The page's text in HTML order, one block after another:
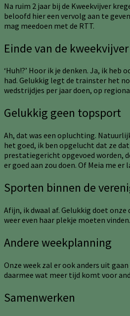
Na ruim 2 jaar bij de Kweekvijver
beloofd hier een vervolg aan te
mag meedoen met de RTT.
Einde van de kweekvijver
‘Huh!?’ Hoor ik je denken. Ja, ik
had. Gelukkig legt de trainster het
wedstrijdjes per jaar doen, op
Gelukkig geen topsport
Ah, dat was een opluchting.
het goed, ik ben opgelucht dat ze
prestatiegericht opgevoed worden,
er goed aan zou doen. Of Meia me
Sporten binnen de
Afijn, ik dwaal af. Gelukkig doet onze
weer even haar plekje moeten
Andere weekplanning
Onze week zal er ook anders uit
daarmee wat meer tijd komt voor
Samenwerken